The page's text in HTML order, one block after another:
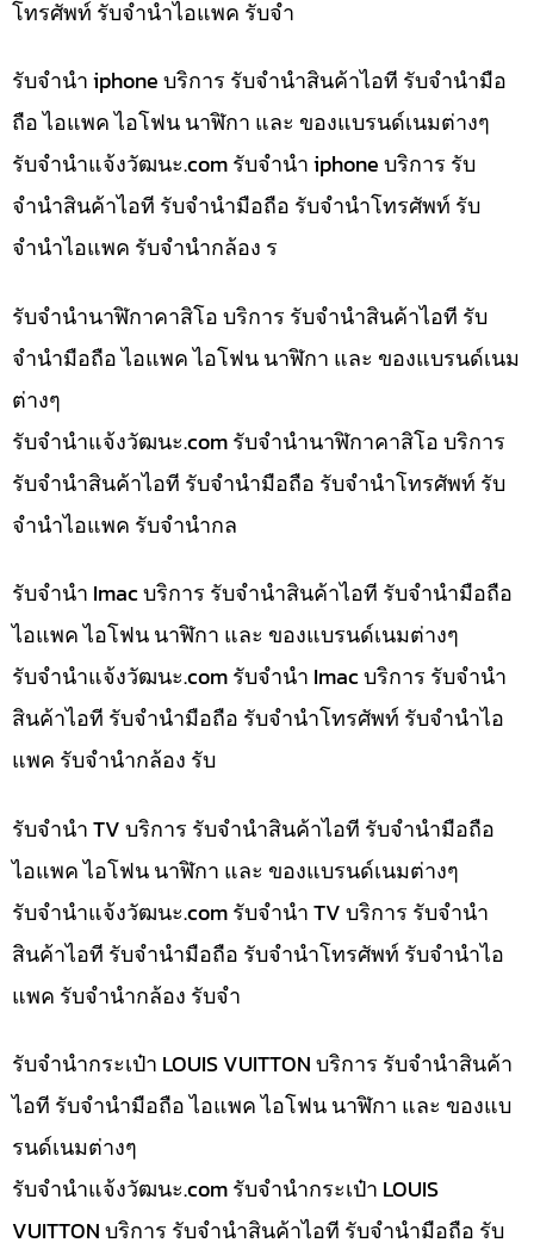
โทรศัพท์ รับจำนำไอแพค รับจำ
รับจำนำ iphone บริการ รับจำนำสินค้าไอที รับจำนำมือ
ถือ ไอแพค ไอโฟน นาฬิกา และ ของแบรนด์เนมต่างๆ
รับจํานําแจ้งวัฒนะ.com รับจำนำ iphone บริการ รับ
จำนำสินค้าไอที รับจำนำมือถือ รับจำนำโทรศัพท์ รับ
จำนำไอแพค รับจำนำกล้อง ร
รับจำนำนาฬิกาคาสิโอ บริการ รับจำนำสินค้าไอที รับ
จำนำมือถือ ไอแพค ไอโฟน นาฬิกา และ ของแบรนด์เนม
ต่างๆ
รับจํานําแจ้งวัฒนะ.com รับจำนำนาฬิกาคาสิโอ บริการ
รับจำนำสินค้าไอที รับจำนำมือถือ รับจำนำโทรศัพท์ รับ
จำนำไอแพค รับจำนำกล
รับจำนำ Imac บริการ รับจำนำสินค้าไอที รับจำนำมือถือ
ไอแพค ไอโฟน นาฬิกา และ ของแบรนด์เนมต่างๆ
รับจํานําแจ้งวัฒนะ.com รับจำนำ Imac บริการ รับจำนำ
สินค้าไอที รับจำนำมือถือ รับจำนำโทรศัพท์ รับจำนำไอ
แพค รับจำนำกล้อง รับ
รับจำนำ TV บริการ รับจำนำสินค้าไอที รับจำนำมือถือ
ไอแพค ไอโฟน นาฬิกา และ ของแบรนด์เนมต่างๆ
รับจํานําแจ้งวัฒนะ.com รับจำนำ TV บริการ รับจำนำ
สินค้าไอที รับจำนำมือถือ รับจำนำโทรศัพท์ รับจำนำไอ
แพค รับจำนำกล้อง รับจำ
รับจำนำกระเป๋า LOUIS VUITTON บริการ รับจำนำสินค้า
ไอที รับจำนำมือถือ ไอแพค ไอโฟน นาฬิกา และ ของแบ
รนด์เนมต่างๆ
รับจํานําแจ้งวัฒนะ.com รับจำนำกระเป๋า LOUIS
VUITTON บริการ รับจำนำสินค้าไอที รับจำนำมือถือ รับ